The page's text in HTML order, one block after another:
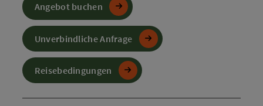
Angebot buchen
Unverbindliche Anfrage
Reisebedingungen